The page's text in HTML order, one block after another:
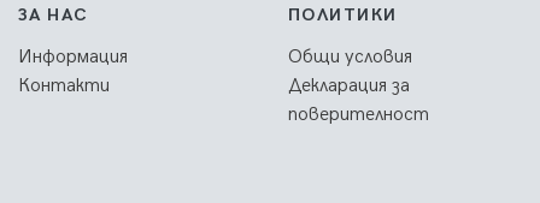
ЗА НАС
Информация
Контакти
ПОЛИТИКИ
Общи условия
Декларация за
поверителност